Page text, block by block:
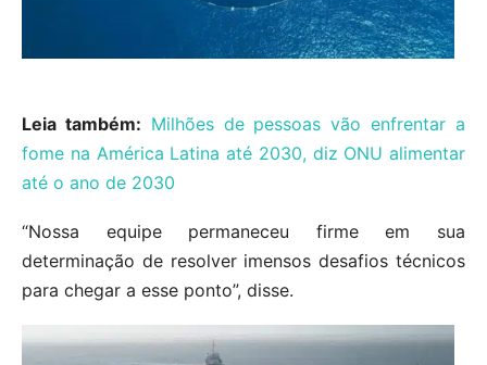
Leia também: Milhões de pessoas vão enfrentar a
fome na América Latina até 2030, diz ONU alimentar
até o ano de 2030
“Nossa equipe permaneceu firme em sua
determinação de resolver imensos desafios técnicos
para chegar a esse ponto”, disse.